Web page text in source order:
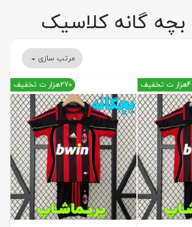
گانه کلاسیک
مرتب سازی
270هزار ت تخفیف